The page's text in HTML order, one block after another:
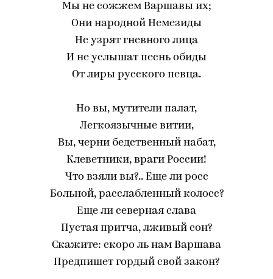
Мы не сожжем Варшавы их;
Они народной Немезиды
Не узрят гневного лица
И не услышат песнь обиды
От лиры русского певца.
Но вы, мутители палат,
Легкоязычные витии,
Вы, черни бедственный набат,
Клеветники, враги России!
Что взяли вы?.. Еще ли росс
Больной, расслабленный колосс?
Еще ли северная слава
Пустая притча, лживый сон?
Скажите: скоро ль нам Варшава
Предпишет гордый свой закон?